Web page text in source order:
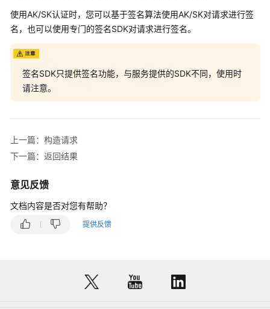
文
档
更
文
档
户
南
（吉
隆
区
使用AK/SK认证时，您可以基于签名算法使用AK/SK对请求进行签
名，也可以使用专门的签名SDK对请求进行签名。
签名SDK只提供签名功能，与服务提供的SDK不同，使用时
请注意。
上一篇：构造请求
下一篇：返回结果
意见反馈
文档内容是否对您有帮助？
提供反馈